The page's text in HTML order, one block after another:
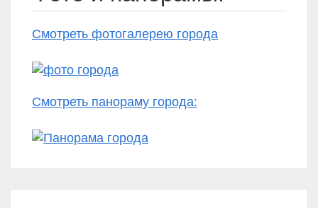
Смотреть фотогалерею города
Смотреть панораму города: